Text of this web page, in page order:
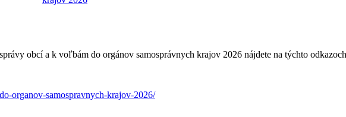
obcí a k voľbám do orgánov samosprávnych krajov 2026 nájdete na týchto odkazoch
organov-samospravnych-krajov-2026/